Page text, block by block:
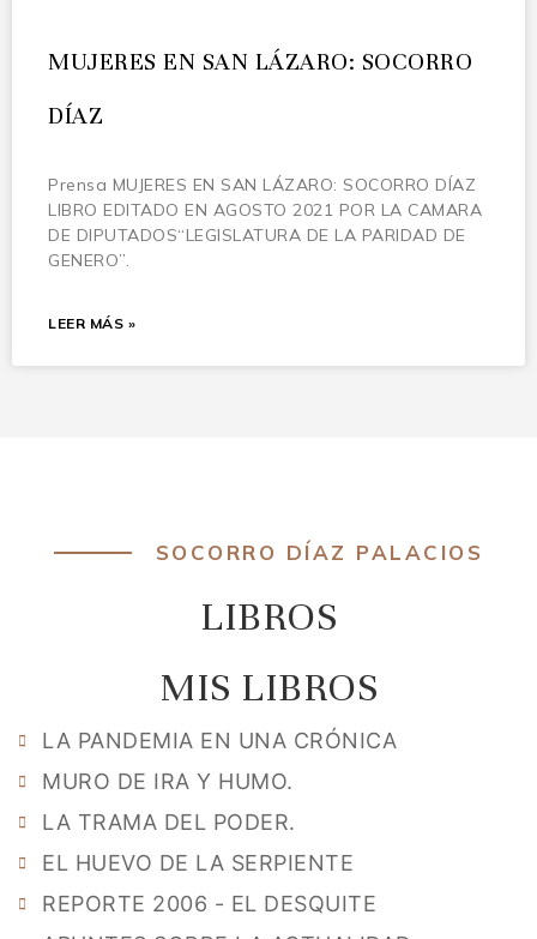
MUJERES EN SAN LÁZARO: SOCORRO
DÍAZ
Prensa MUJERES EN SAN LÁZARO: SOCORRO DÍAZ
LIBRO EDITADO EN AGOSTO 2021 POR LA CAMARA
DE DIPUTADOS“LEGISLATURA DE LA PARIDAD DE
GENERO”.
LEER MÁS »
SOCORRO DÍAZ PALACIOS
LIBROS
MIS LIBROS
LA PANDEMIA EN UNA CRÓNICA
MURO DE IRA Y HUMO.
LA TRAMA DEL PODER.
EL HUEVO DE LA SERPIENTE
REPORTE 2006 - EL DESQUITE